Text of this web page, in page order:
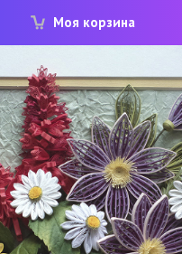
Моя корзина